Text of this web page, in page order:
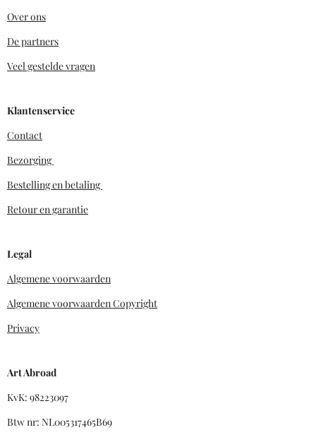
Over ons
De partners
Veel gestelde vragen
Klantenservice
Contact
Bezorging
Bestelling en betaling
Retour en garantie
Legal
Algemene voorwaarden
Algemene voorwaarden Copyright
Privacy
Art Abroad
KvK: 98223097
Btw nr: NL005317465B69